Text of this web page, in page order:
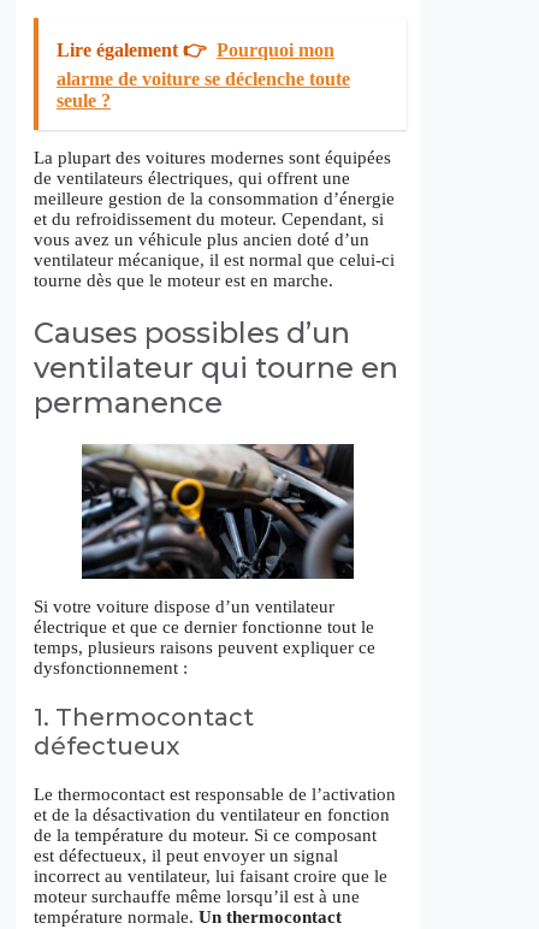
Lire également 👉 Pourquoi mon
alarme de voiture se déclenche toute
seule ?
La plupart des voitures modernes sont équipées
de ventilateurs électriques, qui offrent une
meilleure gestion de la consommation d’énergie
et du refroidissement du moteur. Cependant, si
vous avez un véhicule plus ancien doté d’un
ventilateur mécanique, il est normal que celui-ci
tourne dès que le moteur est en marche.
Causes possibles d’un
ventilateur qui tourne en
permanence
Si votre voiture dispose d’un ventilateur
électrique et que ce dernier fonctionne tout le
temps, plusieurs raisons peuvent expliquer ce
dysfonctionnement :
1. Thermocontact
défectueux
Le thermocontact est responsable de l’activation
et de la désactivation du ventilateur en fonction
de la température du moteur. Si ce composant
est défectueux, il peut envoyer un signal
incorrect au ventilateur, lui faisant croire que le
moteur surchauffe même lorsqu’il est à une
température normale. Un thermocontact